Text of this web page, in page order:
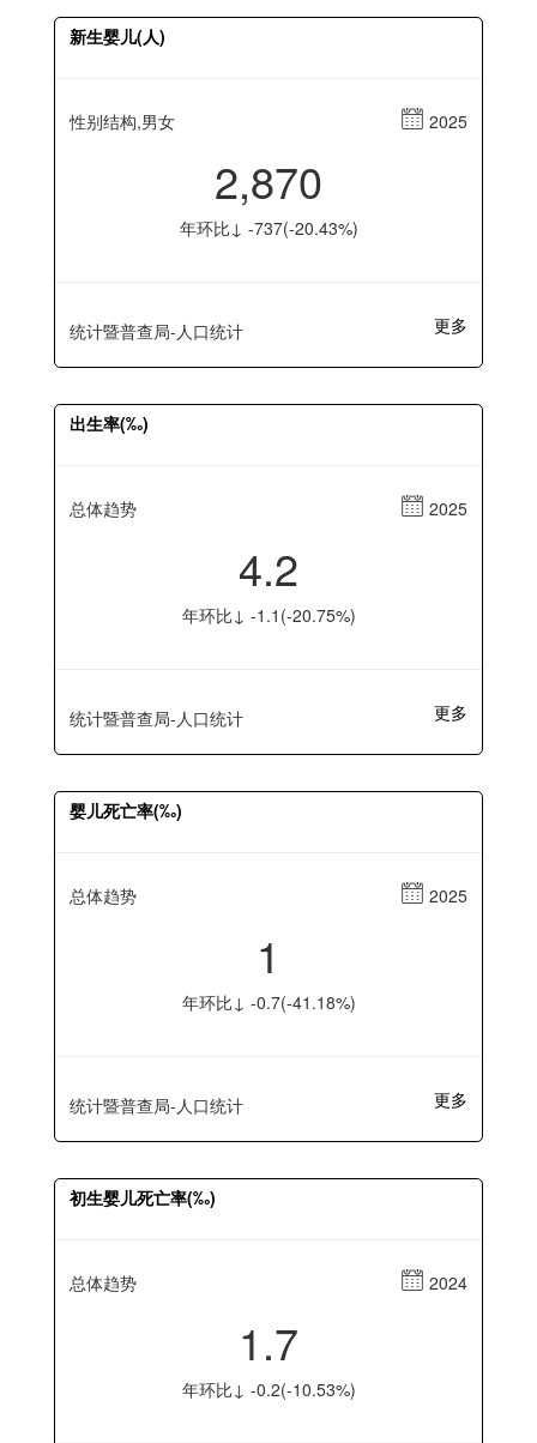
新生婴儿(人)
性别结构,男女 2025
2,870
年环比↓ -737(-20.43%)
统计暨普查局-人口统计 更多
出生率(‰)
总体趋势 2025
4.2
年环比↓ -1.1(-20.75%)
统计暨普查局-人口统计 更多
婴儿死亡率(‰)
总体趋势 2025
1
年环比↓ -0.7(-41.18%)
统计暨普查局-人口统计 更多
初生婴儿死亡率(‰)
总体趋势 2024
1.7
年环比↓ -0.2(-10.53%)